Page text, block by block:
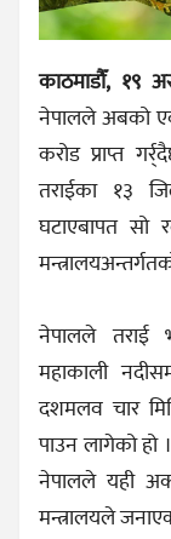
काठमाडौँ, १९
नेपालले अबको एक
करोड प्राप्त
तराईका १३
घटाएबापत सो
नेपालले तराई
महाकाली
दशमलव चार
पाउन लागेको हो
नेपालले यही
मन्त्रालयले